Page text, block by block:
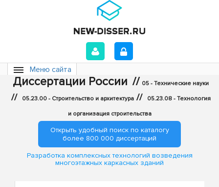
Меню сайта
Диссертации России // 05 - Технические науки
// 05.23.00 - Строительство и архитектура // 05.23.08 - Технология
и организация строительства
Открыть удобный поиск по каталогу
более 800 000 диссертаций
Разработка комплексных технологий возведения
многоэтажных каркасных зданий